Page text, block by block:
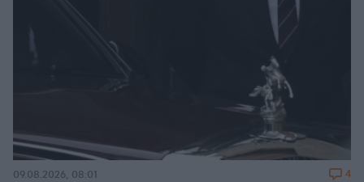
09.08.2026, 08:01 4